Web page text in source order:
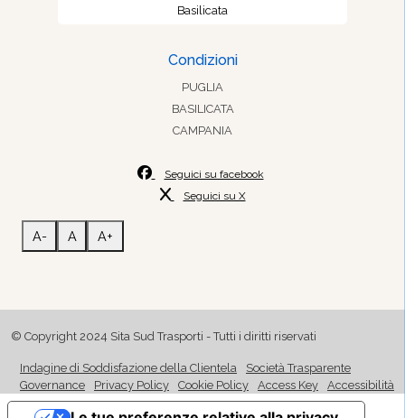
Basilicata
Condizioni
PUGLIA
BASILICATA
CAMPANIA
Seguici su facebook
Seguici su X
A- A A+
© Copyright 2024 Sita Sud Trasporti - Tutti i diritti riservati
Indagine di Soddisfazione della Clientela
Società Trasparente
Governance
Privacy Policy Cookie Policy Access Key Accessibilità